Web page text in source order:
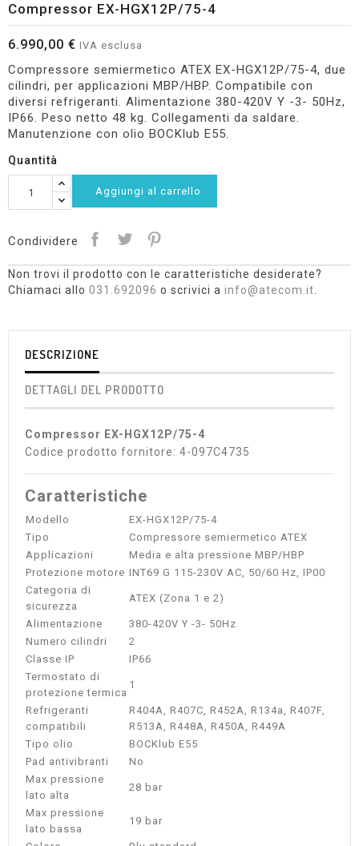
Compressor EX-HGX12P/75-4
6.990,00 € IVA esclusa
Compressore semiermetico ATEX EX-HGX12P/75-4, due
cilindri, per applicazioni MBP/HBP. Compatibile con
diversi refrigeranti. Alimentazione 380-420V Y -3- 50Hz,
IP66. Peso netto 48 kg. Collegamenti da saldare.
Manutenzione con olio BOCKlub E55.
Quantità
Aggiungi al carrello
Condividere
Non trovi il prodotto con le caratteristiche desiderate?
Chiamaci allo 031.692096 o scrivici a info@atecom.it
DESCRIZIONE
DETTAGLI DEL PRODOTTO
Compressor EX-HGX12P/75-4
Codice prodotto fornitore: 4-097C4735
Caratteristiche
Modello
EX-HGX12P/75-4
Tipo
Compressore semiermetico ATEX
Applicazioni
Media e alta pressione MBP/HBP
Protezione motore INT69 G 115-230V AC, 50/60 Hz, IP00
Categoria di
sicurezza
ATEX (Zona 1 e 2)
Alimentazione
380-420V Y -3- 50Hz
Numero cilindri
2
Classe IP
IP66
Termostato di
protezione termica
1
Refrigeranti
compatibili
R404A, R407C, R452A, R134a, R407F,
R513A, R448A, R450A, R449A
Tipo olio
BOCKlub E55
Pad antivibranti
No
Max pressione
lato alta
28 bar
Max pressione
lato bassa
19 bar